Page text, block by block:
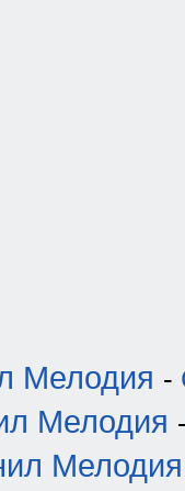
Мелодия -
Мелодия
Мелодия